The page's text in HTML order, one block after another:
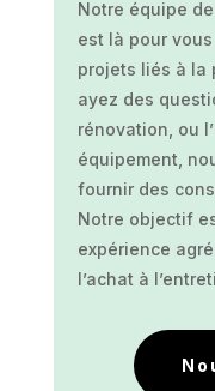
Notre équipe
est là pour
projets liés à la
ayez des
rénovation, ou
équipement,
fournir des
Notre objectif
expérience
l’achat à